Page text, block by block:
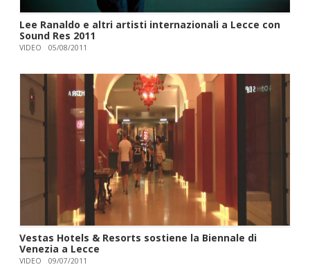
Lee Ranaldo e altri artisti internazionali a Lecce con
Sound Res 2011
VIDEO 05/08/2011
Vestas Hotels & Resorts sostiene la Biennale di
Venezia a Lecce
VIDEO 09/07/2011